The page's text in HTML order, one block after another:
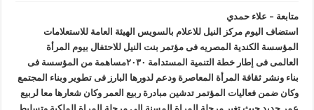
للمؤسسة
الكندية
احتفالا
بيوم
المرأة
متابعة – علاء حمدي
استضاف اليوم مركز النيل للاعلام بالسويس الهيئة العامة للاستعلامات
المؤسسة الكندية المصريه فى مؤتمر بنت النيل للاحتفال بيوم المرأة
العالمى فى إطار خطة التنمية المستدامة ٢٠٣٠مساهمة من المؤسسة فى
بناء ونشر ثقافة المرأة المعاصرة ودعم لدورها البارز فى تطوير وبناء المجتمع
وكان ضمن فعاليات المؤتمر تدشين مبادرة ربيع العمر وكان شعارها معا لربيع